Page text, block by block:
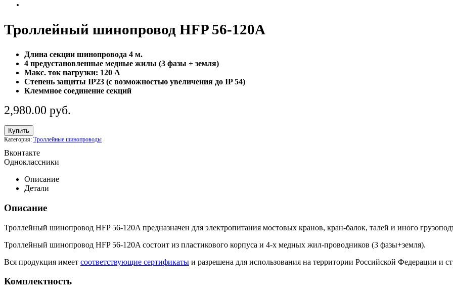
Троллейный шинопровод HFP 56-120A
Длина секции шинопровода 4 м.
4 предустановленные медные жилы (3 фазы + земля)
Макс. ток нагрузки: 120 А
Степень защиты IP23 (с возможностью увеличения до IP 54)
Клеммное соединение секций
2,980.00 руб.
Купить
Категория: Троллейные шинопроводы
Вконтакте
Одноклассники
Описание
Детали
Описание
Троллейный шинопровод HFP 56-120A предназначен для электропитания мостовых кранов, кран-балок, талей и иного
Троллейный шинопровод HFP 56-120A состоит из пластикового корпуса и 4-х медных жил-проводников (3 фазы+земля).
Вся продукция имеет соответствующие сертификаты и разрешена для использования на территории Российской Федерации и
Комплектность